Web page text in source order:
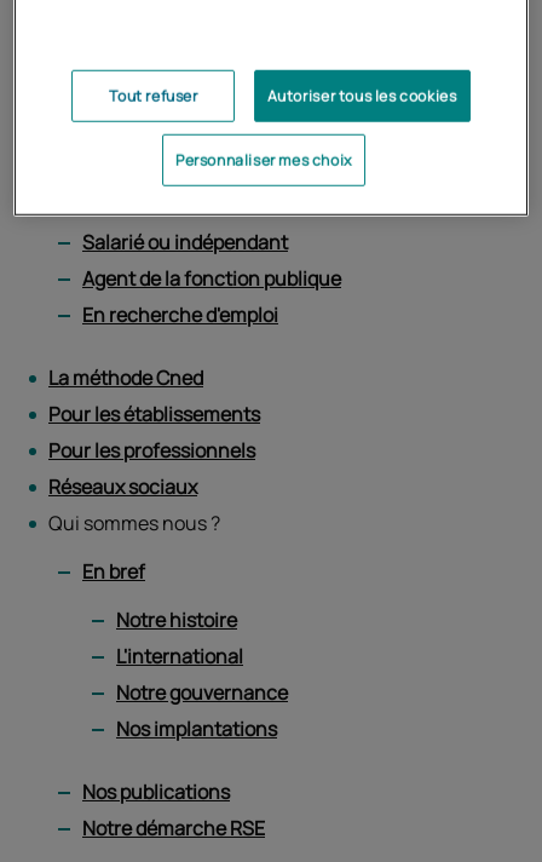
Vous êtes
Élève ou parent d'élève
Salarié ou indépendant
Agent de la fonction publique
En recherche d'emploi
La méthode Cned
Pour les établissements
Pour les professionnels
Réseaux sociaux
Qui sommes nous ?
En bref
Notre histoire
L'international
Notre gouvernance
Nos implantations
Nos publications
Notre démarche RSE
Tout refuser Autoriser tous les cookies
Personnaliser mes choix